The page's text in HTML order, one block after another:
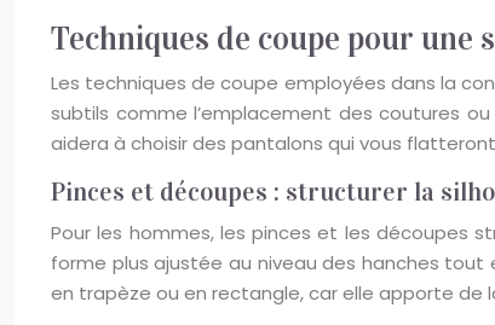
Techniques de coupe pour
Les techniques de coupe employées dans la
subtils comme l’emplacement des coutures
aidera à choisir des pantalons qui vous
Pinces et découpes : structurer la
Pour les hommes, les pinces et les découpes
forme plus ajustée au niveau des hanches
en trapèze ou en rectangle, car elle apporte de